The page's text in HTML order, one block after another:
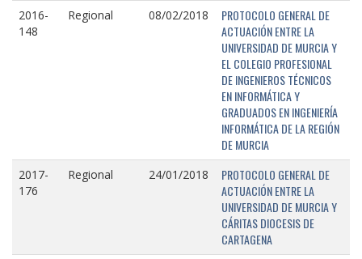
2016-
148
Regional 08/02/2018
PROTOCOLO GENERAL DE
ACTUACIÓN ENTRE LA
UNIVERSIDAD DE MURCIA Y
EL COLEGIO PROFESIONAL
DE INGENIEROS TÉCNICOS
EN INFORMÁTICA Y
GRADUADOS EN INGENIERÍA
INFORMÁTICA DE LA REGIÓN
DE MURCIA
2017-
176
Regional 24/01/2018
PROTOCOLO GENERAL DE
ACTUACIÓN ENTRE LA
UNIVERSIDAD DE MURCIA Y
CÁRITAS DIOCESIS DE
CARTAGENA